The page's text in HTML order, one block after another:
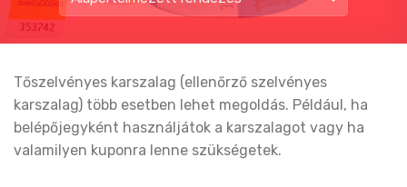
Tőszelvényes karszalag (ellenőrző szelvényes
karszalag) több esetben lehet megoldás. Például, ha
belépőjegyként használjátok a karszalagot vagy ha
valamilyen kuponra lenne szükségetek.